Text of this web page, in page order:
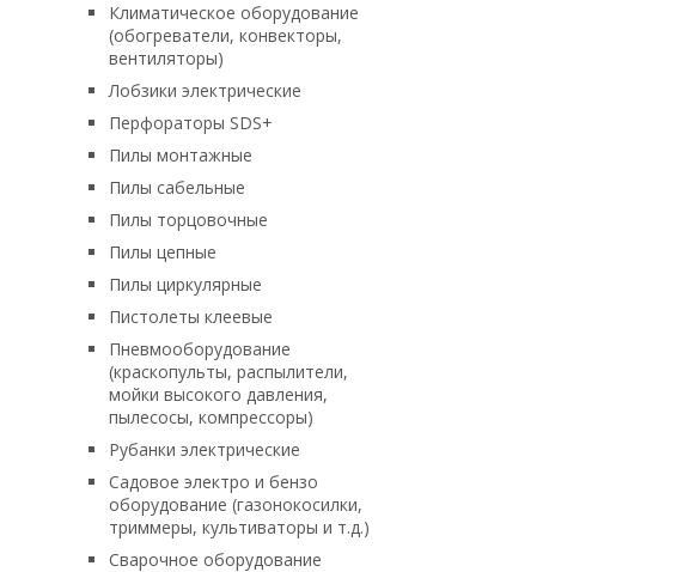
Климатическое оборудование
(обогреватели, конвекторы,
вентиляторы)
Лобзики электрические
Перфораторы SDS+
Пилы монтажные
Пилы сабельные
Пилы торцовочные
Пилы цепные
Пилы циркулярные
Пистолеты клеевые
Пневмооборудование
(краскопульты, распылители,
мойки высокого давления,
пылесосы, компрессоры)
Рубанки электрические
Садовое электро и бензо
оборудование (газонокосилки,
триммеры, культиваторы и т.д.)
Сварочное оборудование